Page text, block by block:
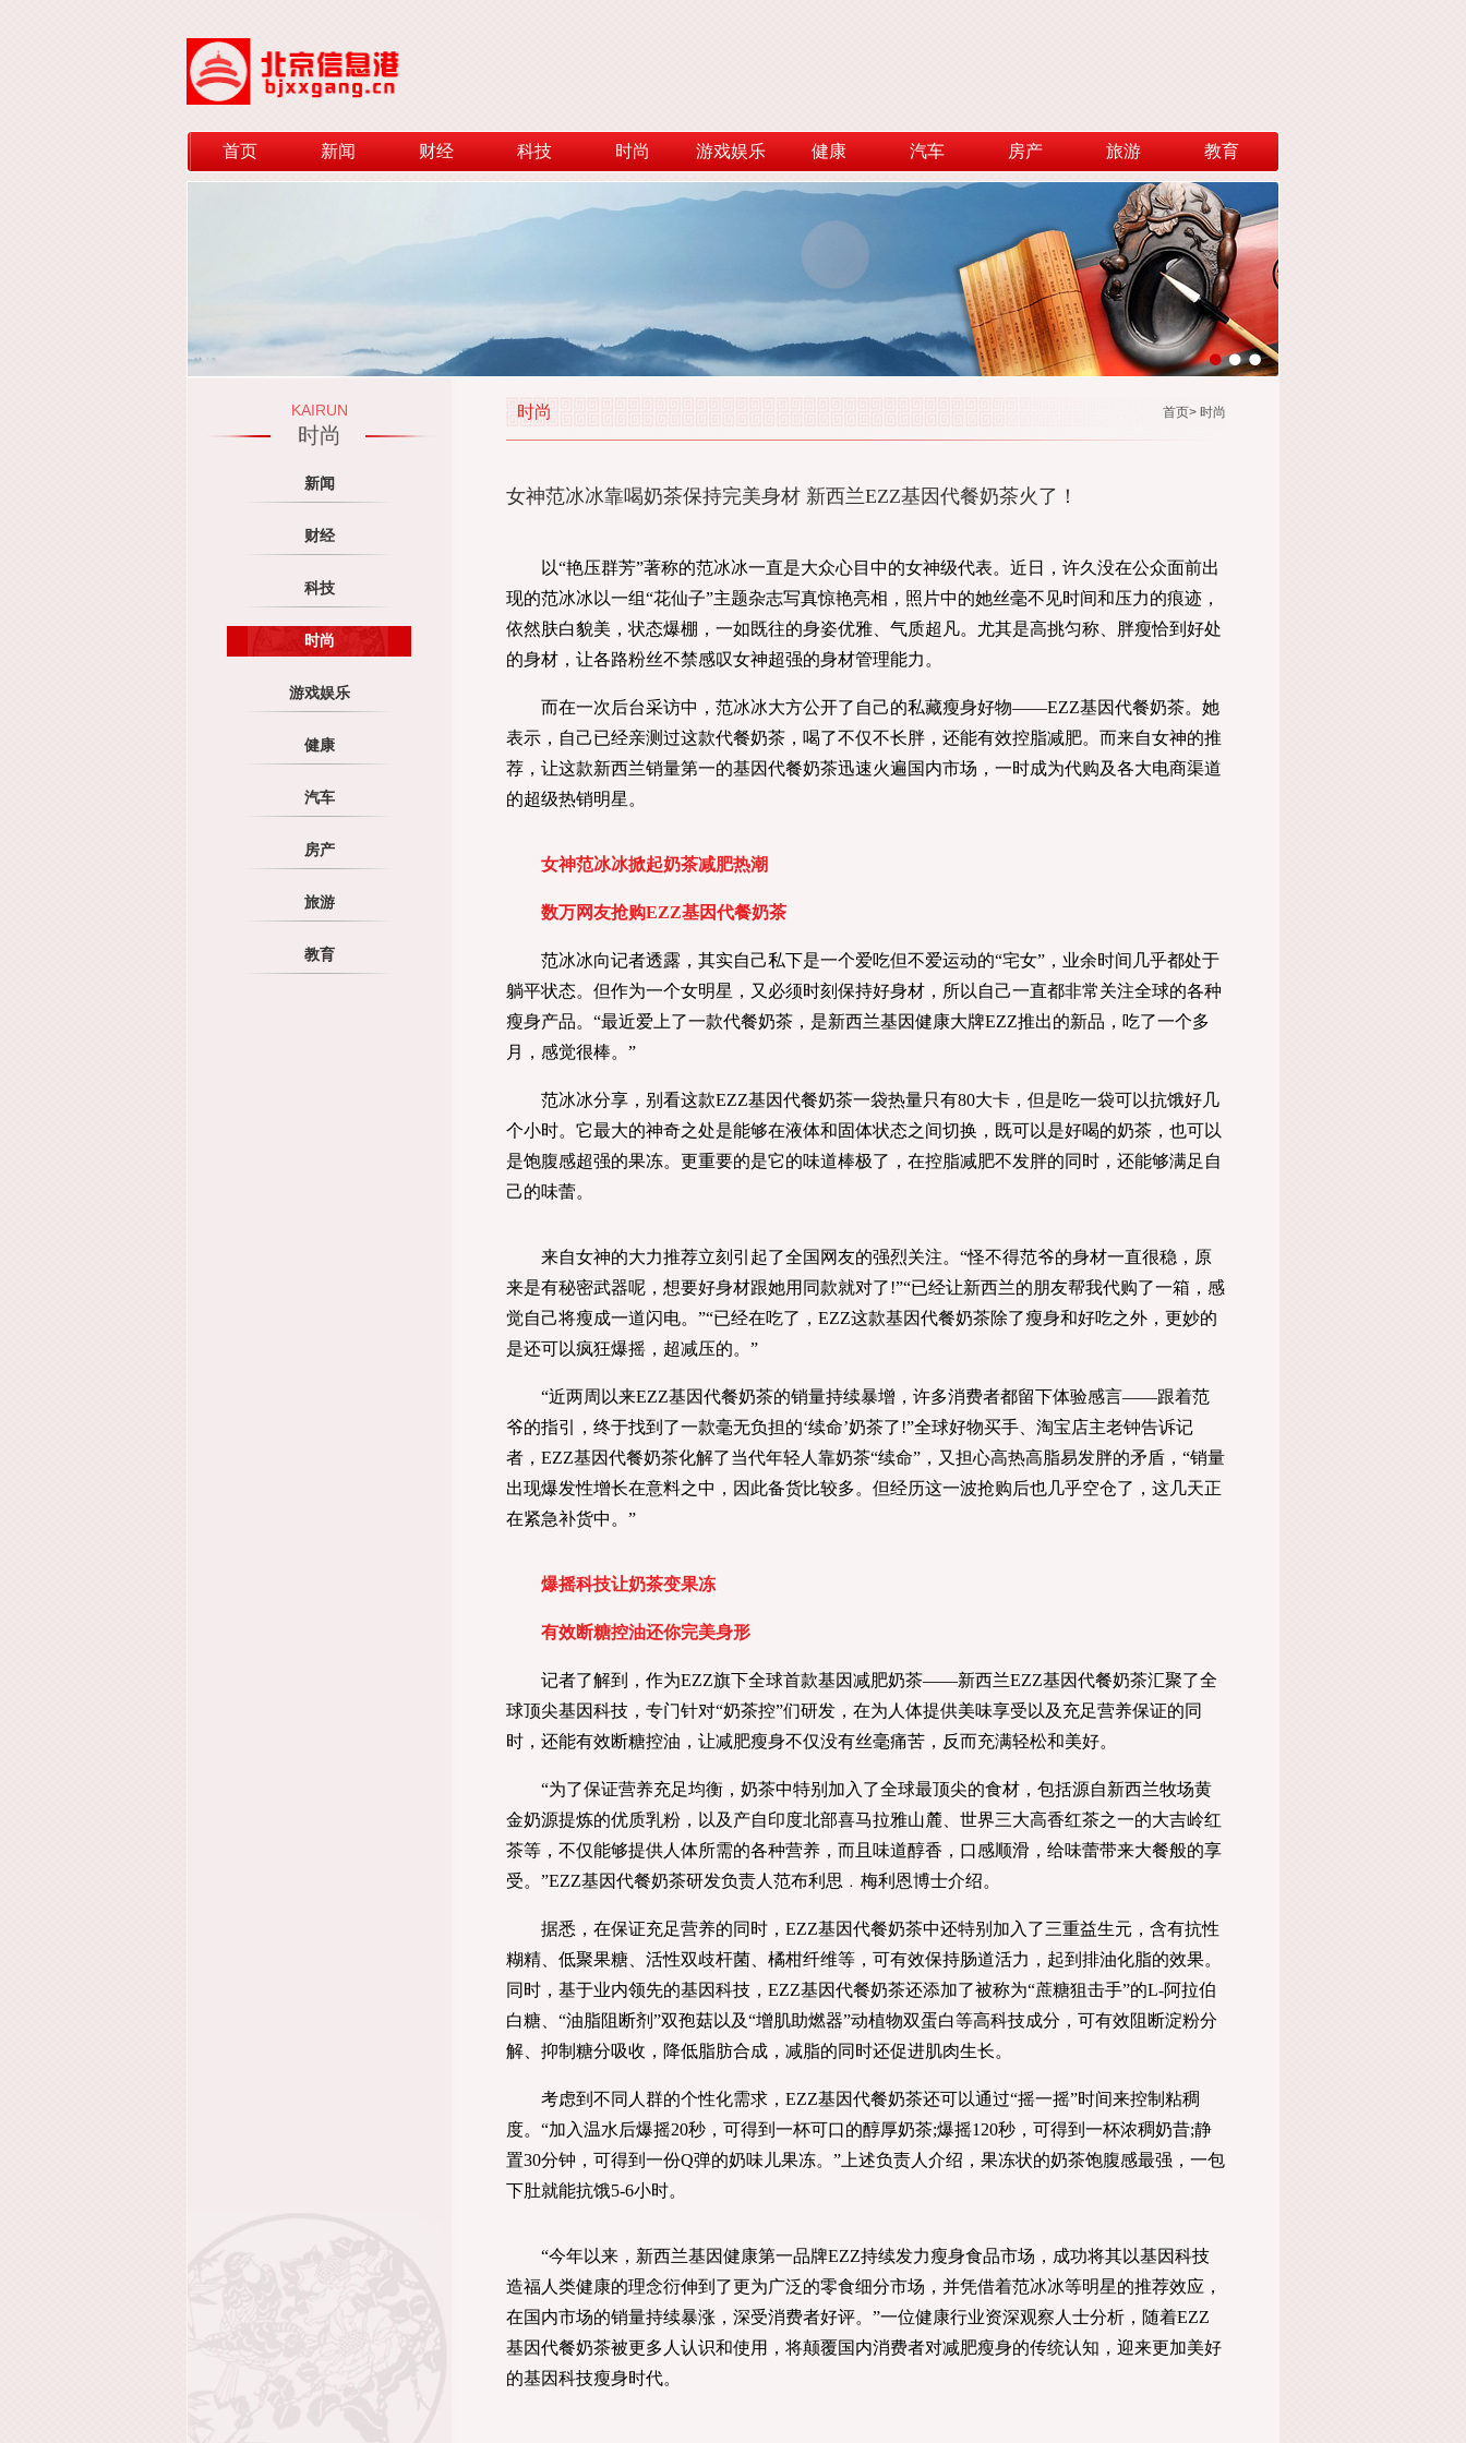
首页 新闻 财经 科技 时尚 游戏娱乐 健康 汽车 房产 旅游 教育
KAIRUN
时尚
新闻
财经
科技
时尚
游戏娱乐
健康
汽车
房产
旅游
教育
首页> 时尚
时尚
女神范冰冰靠喝奶茶保持完美身材 新西兰EZZ基因代餐奶茶火了！
以“艳压群芳”著称的范冰冰一直是大众心目中的女神级代表。近日，许久没在公众面前出
现的范冰冰以一组“花仙子”主题杂志写真惊艳亮相，照片中的她丝毫不见时间和压力的痕迹，
依然肤白貌美，状态爆棚，一如既往的身姿优雅、气质超凡。尤其是高挑匀称、胖瘦恰到好处
的身材，让各路粉丝不禁感叹女神超强的身材管理能力。
而在一次后台采访中，范冰冰大方公开了自己的私藏瘦身好物——EZZ基因代餐奶茶。她
表示，自己已经亲测过这款代餐奶茶，喝了不仅不长胖，还能有效控脂减肥。而来自女神的推
荐，让这款新西兰销量第一的基因代餐奶茶迅速火遍国内市场，一时成为代购及各大电商渠道
的超级热销明星。
女神范冰冰掀起奶茶减肥热潮
数万网友抢购EZZ基因代餐奶茶
范冰冰向记者透露，其实自己私下是一个爱吃但不爱运动的“宅女”，业余时间几乎都处于
躺平状态。但作为一个女明星，又必须时刻保持好身材，所以自己一直都非常关注全球的各种
瘦身产品。“最近爱上了一款代餐奶茶，是新西兰基因健康大牌EZZ推出的新品，吃了一个多
月，感觉很棒。”
范冰冰分享，别看这款EZZ基因代餐奶茶一袋热量只有80大卡，但是吃一袋可以抗饿好几
个小时。它最大的神奇之处是能够在液体和固体状态之间切换，既可以是好喝的奶茶，也可以
是饱腹感超强的果冻。更重要的是它的味道棒极了，在控脂减肥不发胖的同时，还能够满足自
己的味蕾。
来自女神的大力推荐立刻引起了全国网友的强烈关注。“怪不得范爷的身材一直很稳，原
来是有秘密武器呢，想要好身材跟她用同款就对了!”“已经让新西兰的朋友帮我代购了一箱，感
觉自己将瘦成一道闪电。”“已经在吃了，EZZ这款基因代餐奶茶除了瘦身和好吃之外，更妙的
是还可以疯狂爆摇，超减压的。”
“近两周以来EZZ基因代餐奶茶的销量持续暴增，许多消费者都留下体验感言——跟着范
爷的指引，终于找到了一款毫无负担的‘续命’奶茶了!”全球好物买手、淘宝店主老钟告诉记
者，EZZ基因代餐奶茶化解了当代年轻人靠奶茶“续命”，又担心高热高脂易发胖的矛盾，“销量
出现爆发性增长在意料之中，因此备货比较多。但经历这一波抢购后也几乎空仓了，这几天正
在紧急补货中。”
爆摇科技让奶茶变果冻
有效断糖控油还你完美身形
记者了解到，作为EZZ旗下全球首款基因减肥奶茶——新西兰EZZ基因代餐奶茶汇聚了全
球顶尖基因科技，专门针对“奶茶控”们研发，在为人体提供美味享受以及充足营养保证的同
时，还能有效断糖控油，让减肥瘦身不仅没有丝毫痛苦，反而充满轻松和美好。
“为了保证营养充足均衡，奶茶中特别加入了全球最顶尖的食材，包括源自新西兰牧场黄
金奶源提炼的优质乳粉，以及产自印度北部喜马拉雅山麓、世界三大高香红茶之一的大吉岭红
茶等，不仅能够提供人体所需的各种营养，而且味道醇香，口感顺滑，给味蕾带来大餐般的享
受。”EZZ基因代餐奶茶研发负责人范布利思﹒梅利恩博士介绍。
据悉，在保证充足营养的同时，EZZ基因代餐奶茶中还特别加入了三重益生元，含有抗性
糊精、低聚果糖、活性双歧杆菌、橘柑纤维等，可有效保持肠道活力，起到排油化脂的效果。
同时，基于业内领先的基因科技，EZZ基因代餐奶茶还添加了被称为“蔗糖狙击手”的L-阿拉伯
白糖、“油脂阻断剂”双孢菇以及“增肌助燃器”动植物双蛋白等高科技成分，可有效阻断淀粉分
解、抑制糖分吸收，降低脂肪合成，减脂的同时还促进肌肉生长。
考虑到不同人群的个性化需求，EZZ基因代餐奶茶还可以通过“摇一摇”时间来控制粘稠
度。“加入温水后爆摇20秒，可得到一杯可口的醇厚奶茶;爆摇120秒，可得到一杯浓稠奶昔;静
置30分钟，可得到一份Q弹的奶味儿果冻。”上述负责人介绍，果冻状的奶茶饱腹感最强，一包
下肚就能抗饿5-6小时。
“今年以来，新西兰基因健康第一品牌EZZ持续发力瘦身食品市场，成功将其以基因科技
造福人类健康的理念衍伸到了更为广泛的零食细分市场，并凭借着范冰冰等明星的推荐效应，
在国内市场的销量持续暴涨，深受消费者好评。”一位健康行业资深观察人士分析，随着EZZ
基因代餐奶茶被更多人认识和使用，将颠覆国内消费者对减肥瘦身的传统认知，迎来更加美好
的基因科技瘦身时代。